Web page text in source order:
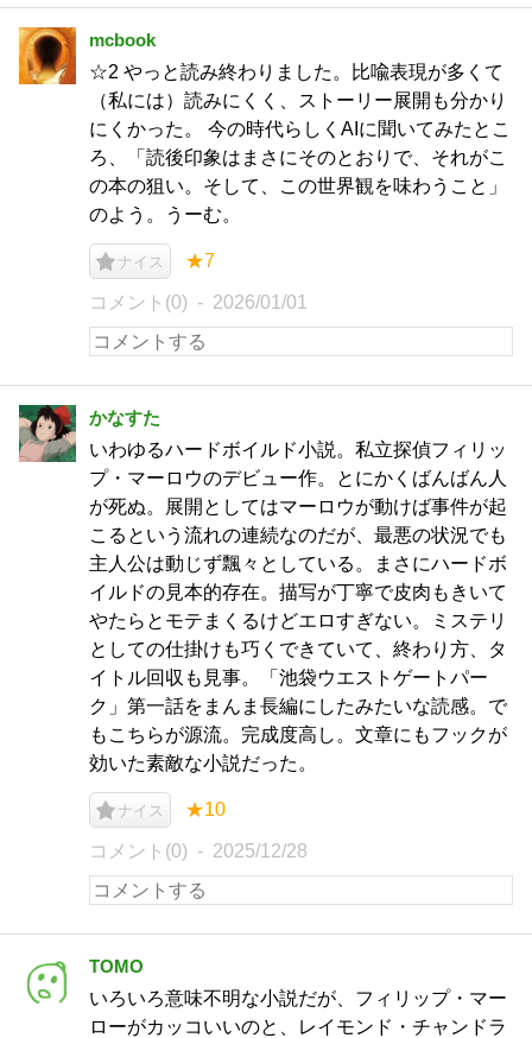
mcbook
☆2 やっと読み終わりました。比喩表現が多くて
（私には）読みにくく、ストーリー展開も分かり
にくかった。 今の時代らしくAIに聞いてみたとこ
ろ、「読後印象はまさにそのとおりで、それがこ
の本の狙い。そして、この世界観を味わうこと」
のよう。うーむ。
ナイス ★7
コメント(0) 2026/01/01
かなすた
いわゆるハードボイルド小説。私立探偵フィリッ
プ・マーロウのデビュー作。とにかくばんばん人
が死ぬ。展開としてはマーロウが動けば事件が起
こるという流れの連続なのだが、最悪の状況でも
主人公は動じず飄々としている。まさにハードボ
イルドの見本的存在。描写が丁寧で皮肉もきいて
やたらとモテまくるけどエロすぎない。ミステリ
としての仕掛けも巧くできていて、終わり方、タ
イトル回収も見事。「池袋ウエストゲートパー
ク」第一話をまんま長編にしたみたいな読感。で
もこちらが源流。完成度高し。文章にもフックが
効いた素敵な小説だった。
ナイス ★10
コメント(0) 2025/12/28
TOMO
いろいろ意味不明な小説だが、フィリップ・マー
ローがカッコいいのと、レイモンド・チャンドラ